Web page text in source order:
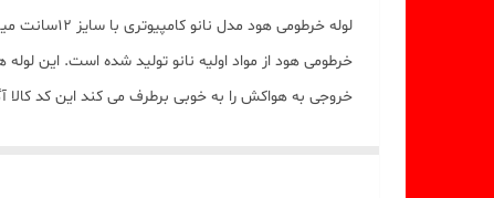
خرطومی هود از مواد اولیه نانو تولید شده است. این
خروجی به هواکش را به خوبی برطرف می کند این کد کالا آگهی کارتنی 10 تا